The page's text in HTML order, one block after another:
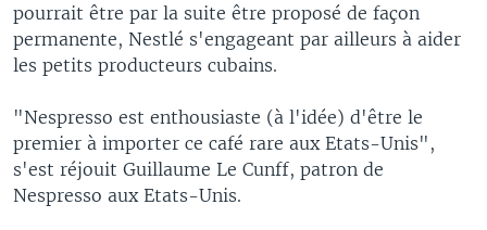
pourrait être par la suite être proposé de façon
permanente, Nestlé s'engageant par ailleurs à aider
les petits producteurs cubains.
"Nespresso est enthousiaste (à l'idée) d'être le
premier à importer ce café rare aux Etats-Unis",
s'est réjouit Guillaume Le Cunff, patron de
Nespresso aux Etats-Unis.